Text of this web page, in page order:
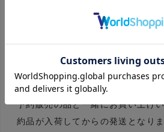
予約販売商品と通常商品を含むご注文
予約販売の品と一緒にお買い上げ
約品が入荷してからの発送となりま